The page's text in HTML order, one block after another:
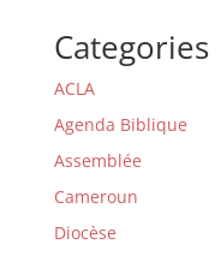
Categories
ACLA
Agenda Biblique
Assemblée
Cameroun
Diocèse